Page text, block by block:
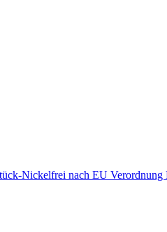
Nickelfrei nach EU Verordnung